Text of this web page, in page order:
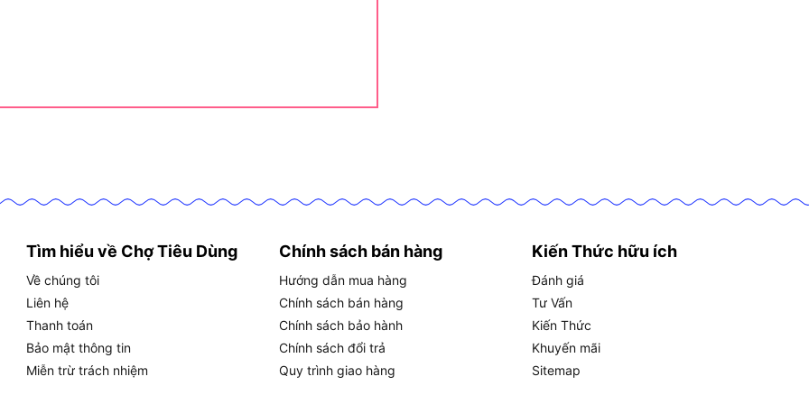
tải 0-3,100 vòng/phút, đảm bảo cắt nhanh và
214x75x202mm, dễ thao tác và di chuyển.
đại giúp vận hành êm ái, giảm mệt mỏi khi sử dụng
điện kép, tăng độ an toàn và thoải mái.
lưỡi cưa Bosch và Makita, hỗ trợ thay lưỡi nhanh
Tìm hiểu về Chợ Tiêu Dùng
Về chúng tôi
Liên hệ
Thanh toán
Bảo mật thông tin
Miễn trừ trách nhiệm
Chính sách bán hàng
Hướng dẫn mua hàng
Chính sách bán hàng
Chính sách bảo hành
Chính sách đổi trả
Quy trình giao hàng
Kiến Thức hữu ích
Đánh giá
Tư Vấn
Kiến Thức
Khuyến mãi
Sitemap